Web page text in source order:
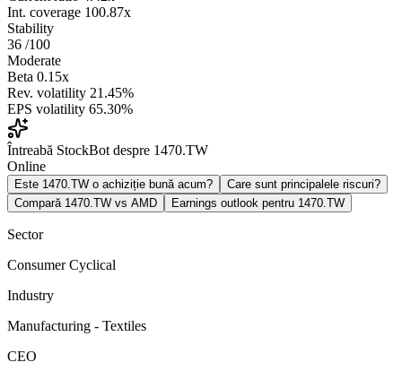
Int. coverage 100.87x
Stability
36 /100
Moderate
Beta 0.15x
Rev. volatility 21.45%
EPS volatility 65.30%
Întreabă StockBot despre 1470.TW
Online
Este 1470.TW o achiziție bună acum?
Care sunt principalele riscuri?
Compară 1470.TW vs AMD
Earnings outlook pentru 1470.TW
Sector
Consumer Cyclical
Industry
Manufacturing - Textiles
CEO